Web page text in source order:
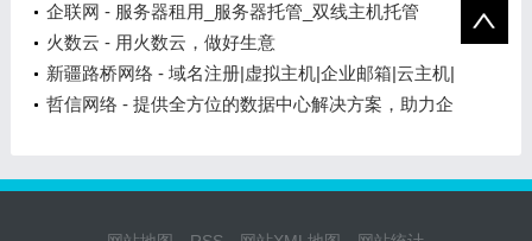
企联网 - 服务器租用_服务器托管_双线主机托管
_BGP机房
火数云 - 用火数云，做好生意
新疆路桥网络 - 域名注册|虚拟主机|企业邮箱|云主机|
服务器
哲信网络 - 提供全方位的数据中心解决方案，助力企